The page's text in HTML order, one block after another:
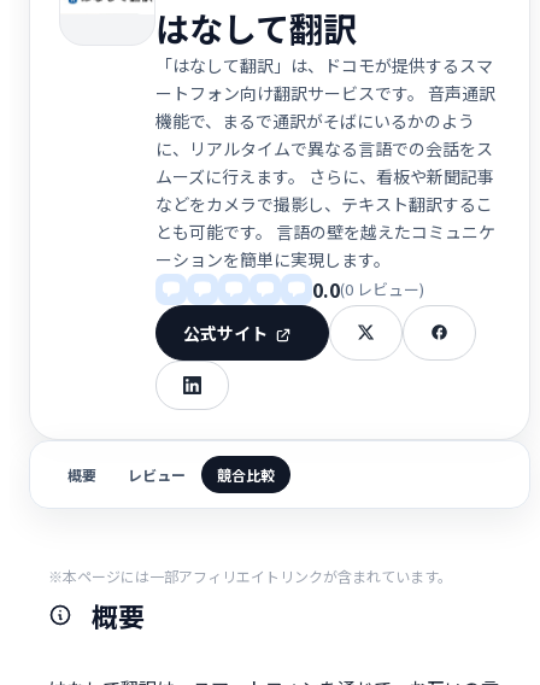
はなして翻訳
「はなして翻訳」は、ドコモが提供するスマ
ートフォン向け翻訳サービスです。 音声通訳
機能で、まるで通訳がそばにいるかのよう
に、リアルタイムで異なる言語での会話をス
ムーズに行えます。 さらに、看板や新聞記事
などをカメラで撮影し、テキスト翻訳するこ
とも可能です。 言語の壁を越えたコミュニケ
ーションを簡単に実現します。
0.0(0 レビュー)
公式サイト
概要 レビュー 競合比較
※本ページには一部アフィリエイトリンクが含まれています。
概要